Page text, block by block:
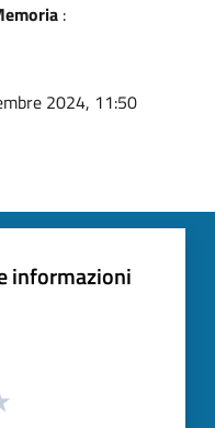
:
2024, 11:50
informazioni